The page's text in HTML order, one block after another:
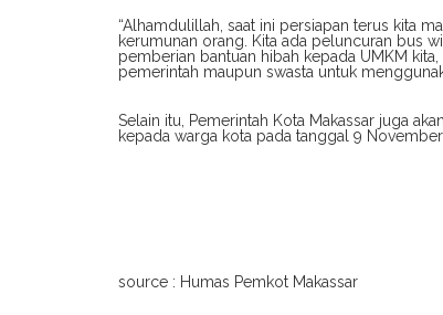
“Alhamdulillah, saat ini persiapan terus kita
kerumunan orang. Kita ada peluncuran bus
pemberian bantuan hibah kepada UMKM
pemerintah maupun swasta untuk
Selain itu, Pemerintah Kota Makassar juga
kepada warga kota pada tanggal 9
source : Humas Pemkot Makassar